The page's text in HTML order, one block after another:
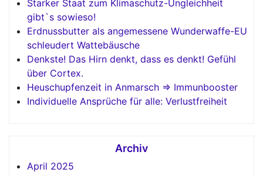
Starker Staat zum Klimaschutz-Ungleichheit
gibt`s sowieso!
Erdnussbutter als angemessene Wunderwaffe-EU
schleudert Wattebäusche
Denkste! Das Hirn denkt, dass es denkt! Gefühl
über Cortex.
Heuschupfenzeit in Anmarsch => Immunbooster
Individuelle Ansprüche für alle: Verlustfreiheit
Archiv
April 2025